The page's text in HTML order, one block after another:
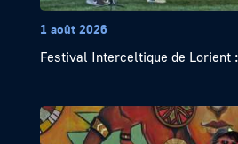
1 août 2026
Festival Interceltique de Lorient